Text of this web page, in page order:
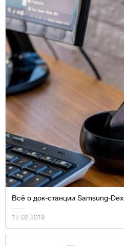
Всё о док-станции Samsung-Dex
17.02.2019